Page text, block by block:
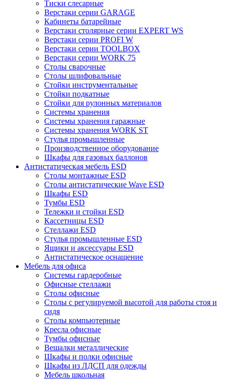
Тиски слесарные
Верстаки серии GARAGE
Кабинеты батарейные
Верстаки столярные серии EXPERT WS
Верстаки серии PROFI W
Верстаки серии TOOLBOX
Верстаки серии WORK 75
Столы сварочные
Столы шлифовальные
Стойки инструментальные
Стойки подкатные
Стойки для рулонных материалов
Системы хранения
Системы хранения гаражные
Системы хранения WORK ST
Стулья промышленные
Производственное оборудование
Шкафы для газовых баллонов
Антистатическая мебель ESD
Столы монтажные ESD
Столы антистатические Wave ESD
Шкафы ESD
Тумбы ESD
Тележки и стойки ESD
Кассетницы ESD
Стеллажи ESD
Стулья промышленные ESD
Ящики и аксессуары ESD
Антистатическое оснащение
Мебель для офиса
Системы гардеробные
Офисные стеллажи
Столы офисные
Столы с регулируемой высотой для работы стоя и
сидя
Столы компьютерные
Кресла офисные
Тумбы офисные
Вешалки металлические
Шкафы и полки офисные
Шкафы из ЛДСП для одежды
Мебель школьная